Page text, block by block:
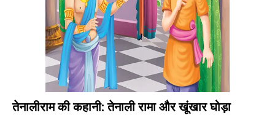
तेनालीराम की कहानी: तेनाली रामा और खूंखार घोड़ा